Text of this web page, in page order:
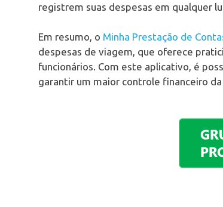
registrem suas despesas em qualquer
Em resumo, o Minha Prestação de
despesas de viagem, que oferece
funcionários. Com este aplicativo, é
garantir um maior controle financeiro